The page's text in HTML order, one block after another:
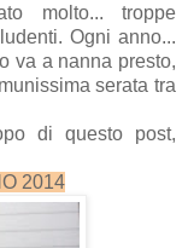
molto... troppe
Ogni anno...
va a nanna presto,
serata tra
di questo post,
2014